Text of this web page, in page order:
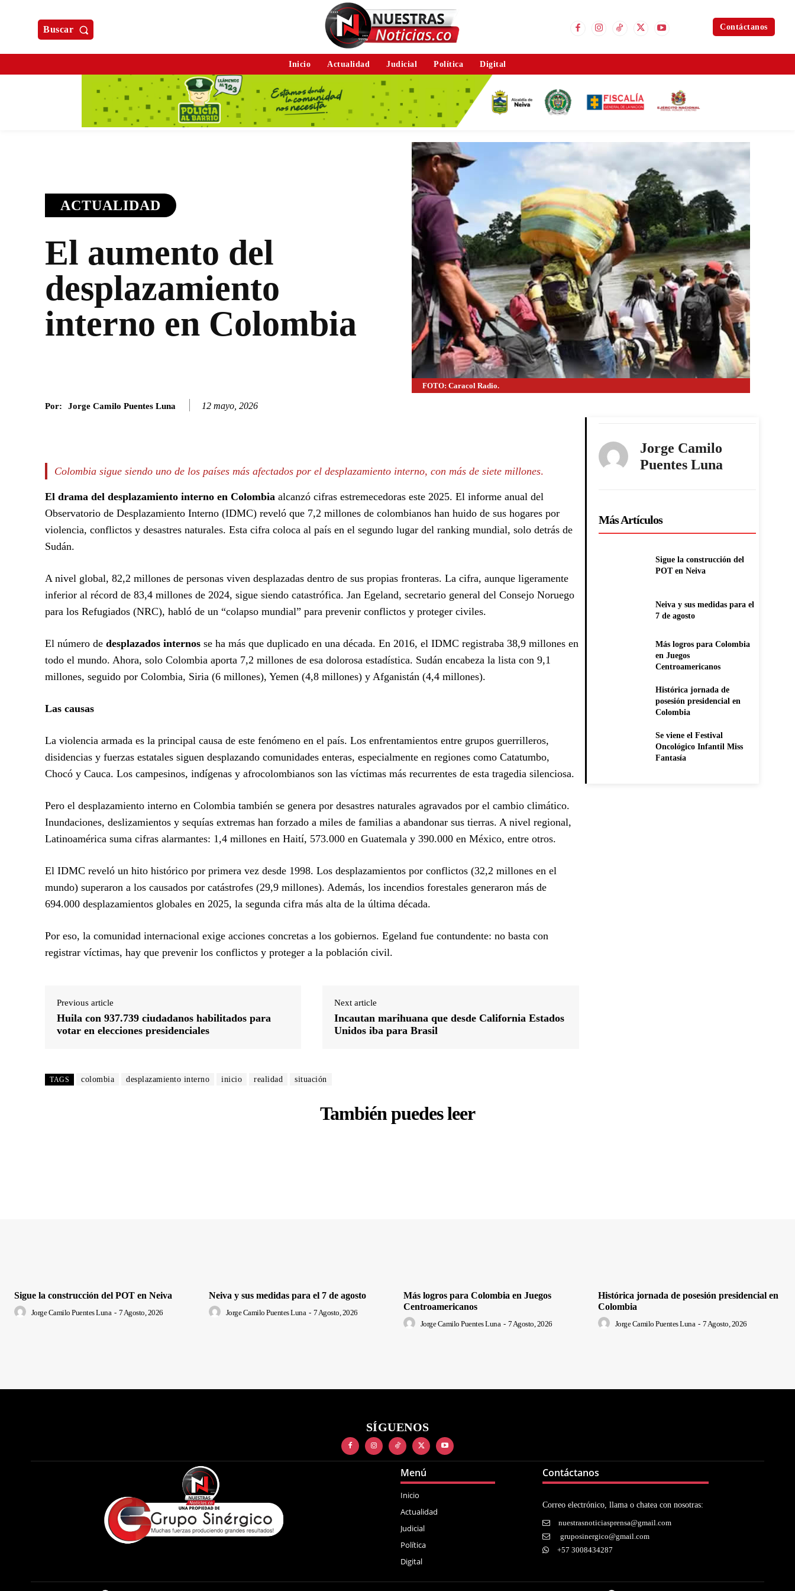
Buscar Contáctanos
Inicio Actualidad Judicial Política Digital
ACTUALIDAD
El aumento del
desplazamiento
interno en Colombia
FOTO: Caracol Radio.
Por: Jorge Camilo Puentes Luna 12 mayo, 2026
Colombia sigue siendo uno de los países más afectados por el desplazamiento interno, con más de siete millones.
El drama del desplazamiento interno en Colombia alcanzó cifras estremecedoras este 2025. El informe anual del
Observatorio de Desplazamiento Interno (IDMC) reveló que 7,2 millones de colombianos han huido de sus hogares por
violencia, conflictos y desastres naturales. Esta cifra coloca al país en el segundo lugar del ranking mundial, solo detrás de
Sudán.
A nivel global, 82,2 millones de personas viven desplazadas dentro de sus propias fronteras. La cifra, aunque ligeramente
inferior al récord de 83,4 millones de 2024, sigue siendo catastrófica. Jan Egeland, secretario general del Consejo Noruego
para los Refugiados (NRC), habló de un “colapso mundial” para prevenir conflictos y proteger civiles.
El número de desplazados internos se ha más que duplicado en una década. En 2016, el IDMC registraba 38,9 millones en
todo el mundo. Ahora, solo Colombia aporta 7,2 millones de esa dolorosa estadística. Sudán encabeza la lista con 9,1
millones, seguido por Colombia, Siria (6 millones), Yemen (4,8 millones) y Afganistán (4,4 millones).
Las causas
La violencia armada es la principal causa de este fenómeno en el país. Los enfrentamientos entre grupos guerrilleros,
disidencias y fuerzas estatales siguen desplazando comunidades enteras, especialmente en regiones como Catatumbo,
Chocó y Cauca. Los campesinos, indígenas y afrocolombianos son las víctimas más recurrentes de esta tragedia silenciosa.
Pero el desplazamiento interno en Colombia también se genera por desastres naturales agravados por el cambio climático.
Inundaciones, deslizamientos y sequías extremas han forzado a miles de familias a abandonar sus tierras. A nivel regional,
Latinoamérica suma cifras alarmantes: 1,4 millones en Haití, 573.000 en Guatemala y 390.000 en México, entre otros.
El IDMC reveló un hito histórico por primera vez desde 1998. Los desplazamientos por conflictos (32,2 millones en el
mundo) superaron a los causados por catástrofes (29,9 millones). Además, los incendios forestales generaron más de
694.000 desplazamientos globales en 2025, la segunda cifra más alta de la última década.
Por eso, la comunidad internacional exige acciones concretas a los gobiernos. Egeland fue contundente: no basta con
registrar víctimas, hay que prevenir los conflictos y proteger a la población civil.
Previous article
Huila con 937.739 ciudadanos habilitados para
votar en elecciones presidenciales
Next article
Incautan marihuana que desde California Estados
Unidos iba para Brasil
TAGS colombia desplazamiento interno inicio realidad situación
Jorge Camilo
Puentes Luna
Más Artículos
Sigue la construcción del
POT en Neiva
Neiva y sus medidas para el
7 de agosto
Más logros para Colombia
en Juegos
Centroamericanos
Histórica jornada de
posesión presidencial en
Colombia
Se viene el Festival
Oncológico Infantil Miss
Fantasía
También puedes leer
Sigue la construcción del POT en Neiva
Jorge Camilo Puentes Luna - 7 Agosto, 2026
Neiva y sus medidas para el 7 de agosto
Jorge Camilo Puentes Luna - 7 Agosto, 2026
Más logros para Colombia en Juegos
Centroamericanos
Jorge Camilo Puentes Luna - 7 Agosto, 2026
Histórica jornada de posesión presidencial en
Colombia
Jorge Camilo Puentes Luna - 7 Agosto, 2026
SÍGUENOS
Menú
Inicio
Actualidad
Judicial
Política
Digital
Contáctanos
Correo electrónico, llama o chatea con nosotras:
nuestrasnoticiasprensa@gmail.com
gruposinergico@gmail.com
+57 3008434287